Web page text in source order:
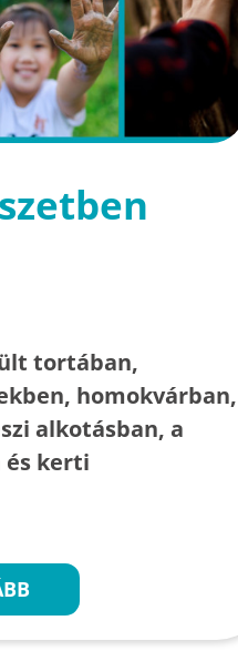
tortában,
homokvárban,
alkotásban, a
és kerti